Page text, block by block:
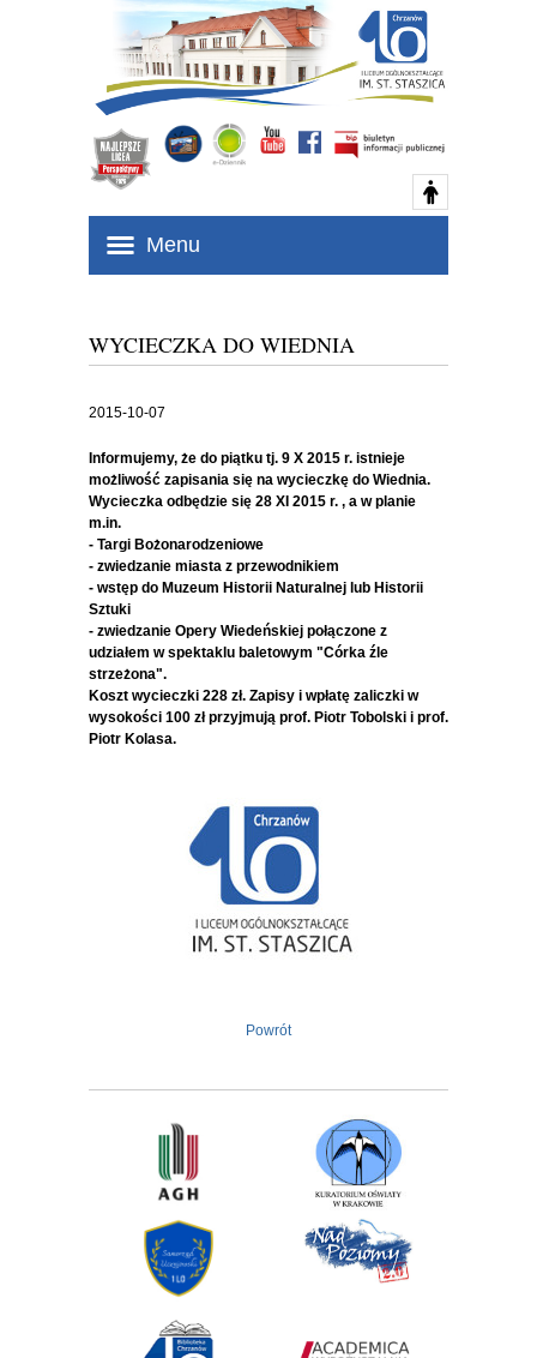
Menu
WYCIECZKA DO WIEDNIA
2015-10-07
Informujemy, że do piątku tj. 9 X 2015 r. istnieje
możliwość zapisania się na wycieczkę do Wiednia.
Wycieczka odbędzie się 28 XI 2015 r. , a w planie
m.in.
- Targi Bożonarodzeniowe
- zwiedzanie miasta z przewodnikiem
- wstęp do Muzeum Historii Naturalnej lub Historii
Sztuki
- zwiedzanie Opery Wiedeńskiej połączone z
udziałem w spektaklu baletowym "Córka źle
strzeżona".
Koszt wycieczki 228 zł. Zapisy i wpłatę zaliczki w
wysokości 100 zł przyjmują prof. Piotr Tobolski i prof.
Piotr Kolasa.
Powrót